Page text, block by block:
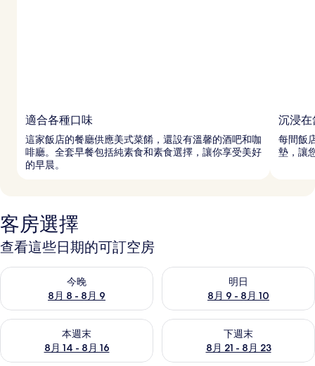
適合各種口味
這家飯店的餐廳供應美式菜餚，還設有溫馨的酒吧和咖
啡廳。全套早餐包括純素食和素食選擇，讓你享受美好
的早晨。
沉浸在
每間飯
墊，讓
客房選擇
查看這些日期的可訂空房
今晚
8月 8 - 8月 9
查看今晚 8月 8 - 8月 9的可訂空房
明日
8月 9 - 8月 10
查看明日 8月 9 - 8月 10的可訂
本週末
8月 14 - 8月 16
查看本週末 8月 14 - 8月 16的可訂空房
下週末
8月 21 - 8月 23
查看下週末 8月 21 - 8月 23的